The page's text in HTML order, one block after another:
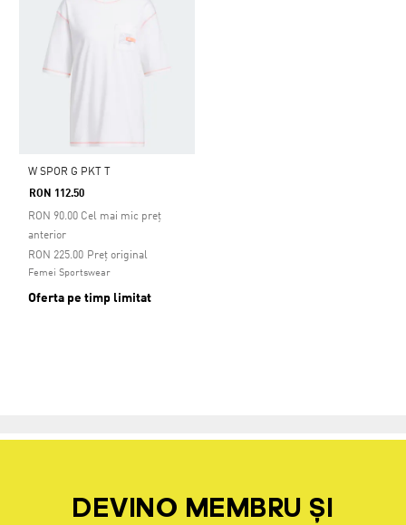
W SPOR G PKT T
RON 112.50
RON 90.00 Cel mai mic preț
anterior
Preț original
Preț redus de la
RON 225.00la
Femei Sportswear
Oferta pe timp limitat
DEVINO MEMBRU ȘI